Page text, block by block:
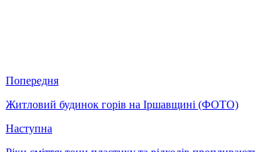
Попередня
Житловий будинок горів на Іршавщині (ФОТО)
Наступна